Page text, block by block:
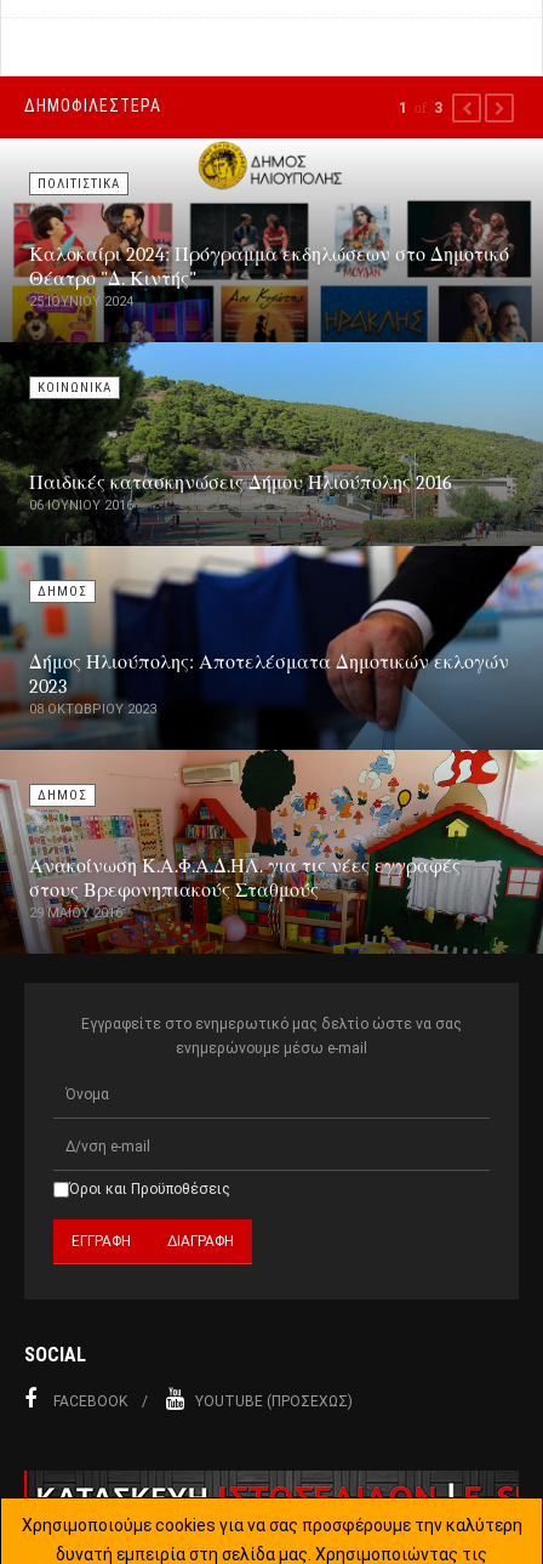
ΔΗΜΟΦΙΛΕΣΤΕΡΑ
ΠΟΛΙΤΙΣΤΙΚΑ
Καλοκαίρι 2024: Πρόγραμμα εκδηλώσεων στο Δημοτικό
Θέατρο "Δ. Κιντής"
25 ΙΟΥΝΊΟΥ 2024
ΚΟΙΝΩΝΙΚΑ
Παιδικές κατασκηνώσεις Δήμου Ηλιούπολης 2016
06 ΙΟΥΝΊΟΥ 2016
ΔΗΜΟΣ
Δήμος Ηλιούπολης: Αποτελέσματα Δημοτικών εκλογών
2023
08 ΟΚΤΩΒΡΊΟΥ 2023
ΔΗΜΟΣ
Ανακοίνωση Κ.Α.Φ.Α.Δ.ΗΛ. για τις νέες εγγραφές
στους Βρεφονηπιακούς Σταθμούς
29 ΜΑΪ́ΟΥ 2016
1 of 3 PREVIOUS
NEXT
Εγγραφείτε στο ενημερωτικό μας δελτίο ώστε να σας
ενημερώνουμε μέσω e-mail
Όροι και Προϋποθέσεις
SOCIAL
FACEBOOK YOUTUBE (ΠΡΟΣΕΧΏΣ)
Χρησιμοποιούμε cookies για να σας προσφέρουμε την καλύτερη
δυνατή εμπειρία στη σελίδα μας. Χρησιμοποιώντας τις